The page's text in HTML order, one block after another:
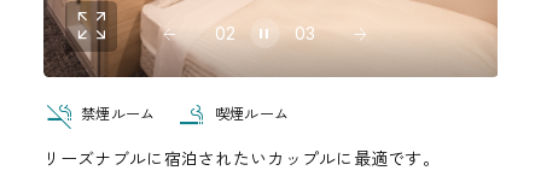
禁煙ルーム 喫煙ルーム
リーズナブルに宿泊されたいカップルに最適です。
02 03